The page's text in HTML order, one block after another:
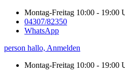
Montag-Freitag 10:00 - 19:00
04307/82350
WhatsApp
person hallo, Anmelden
Montag-Freitag 10:00 - 19:00